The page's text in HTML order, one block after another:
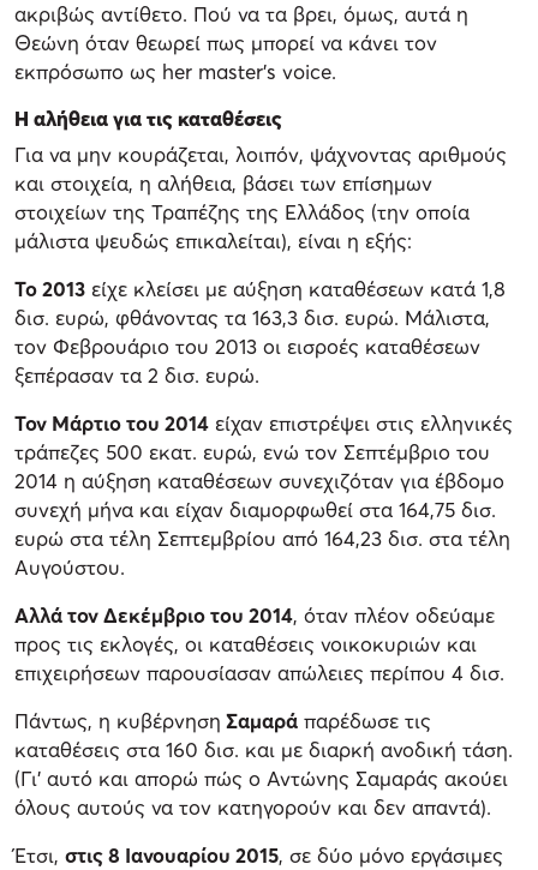
ακριβώς αντίθετο. Πού να τα βρει, όμως, αυτά η
Θεώνη όταν θεωρεί πως μπορεί να κάνει τον
εκπρόσωπο ως her master’s voice.
Η αλήθεια για τις καταθέσεις
Για να μην κουράζεται, λοιπόν, ψάχνοντας αριθμούς
και στοιχεία, η αλήθεια, βάσει των επίσημων
στοιχείων της Τραπέζης της Ελλάδος (την οποία
μάλιστα ψευδώς επικαλείται), είναι η εξής:
Το 2013 είχε κλείσει με αύξηση καταθέσεων κατά 1,8
δισ. ευρώ, φθάνοντας τα 163,3 δισ. ευρώ. Μάλιστα,
τον Φεβρουάριο του 2013 οι εισροές καταθέσεων
ξεπέρασαν τα 2 δισ. ευρώ.
Τον Μάρτιο του 2014 είχαν επιστρέψει στις ελληνικές
τράπεζες 500 εκατ. ευρώ, ενώ τον Σεπτέμβριο του
2014 η αύξηση καταθέσεων συνεχιζόταν για έβδομο
συνεχή μήνα και είχαν διαμορφωθεί στα 164,75 δισ.
ευρώ στα τέλη Σεπτεμβρίου από 164,23 δισ. στα τέλη
Αυγούστου.
Αλλά τον Δεκέμβριο του 2014, όταν πλέον οδεύαμε
προς τις εκλογές, οι καταθέσεις νοικοκυριών και
επιχειρήσεων παρουσίασαν απώλειες περίπου 4 δισ.
Πάντως, η κυβέρνηση Σαμαρά παρέδωσε τις
καταθέσεις στα 160 δισ. και με διαρκή ανοδική τάση.
(Γι’ αυτό και απορώ πώς ο Αντώνης Σαμαράς ακούει
όλους αυτούς να τον κατηγορούν και δεν απαντά).
Έτσι, στις 8 Ιανουαρίου 2015, σε δύο μόνο εργάσιμες